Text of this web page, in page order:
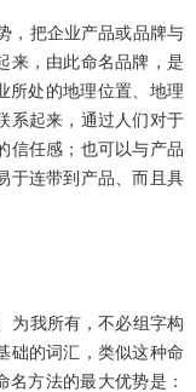
，把企业产品或品牌与
来，由此命名品牌，是
所处的地理位置、地理
系起来，通过人们对于
信任感；也可以与产品
于连带到产品、而且具
为我所有，不必组字构
础的词汇，类似这种命
名方法的最大优势是：